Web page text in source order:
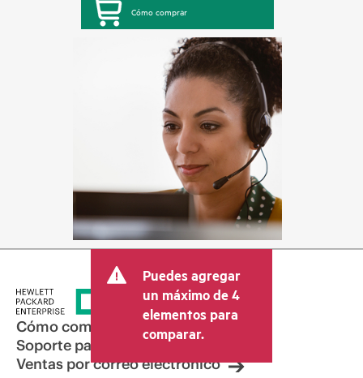
Cómo comprar
Puedes agregar
un máximo de 4
elementos para
comparar.
Cómo comprar
Soporte para productos
Ventas por correo electrónico